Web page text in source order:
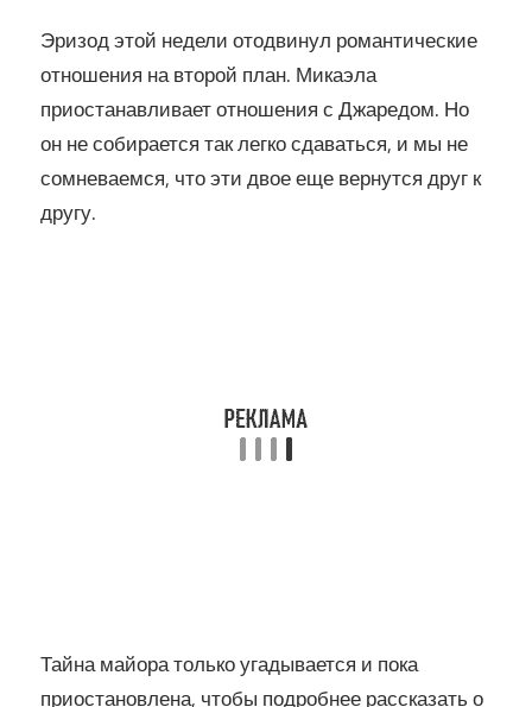
Эризод этой недели отодвинул романтические
отношения на второй план. Микаэла
приостанавливает отношения с Джаредом. Но
он не собирается так легко сдаваться, и мы не
сомневаемся, что эти двое еще вернутся друг к
другу.
Тайна майора только угадывается и пока
приостановлена, чтобы подробнее рассказать о